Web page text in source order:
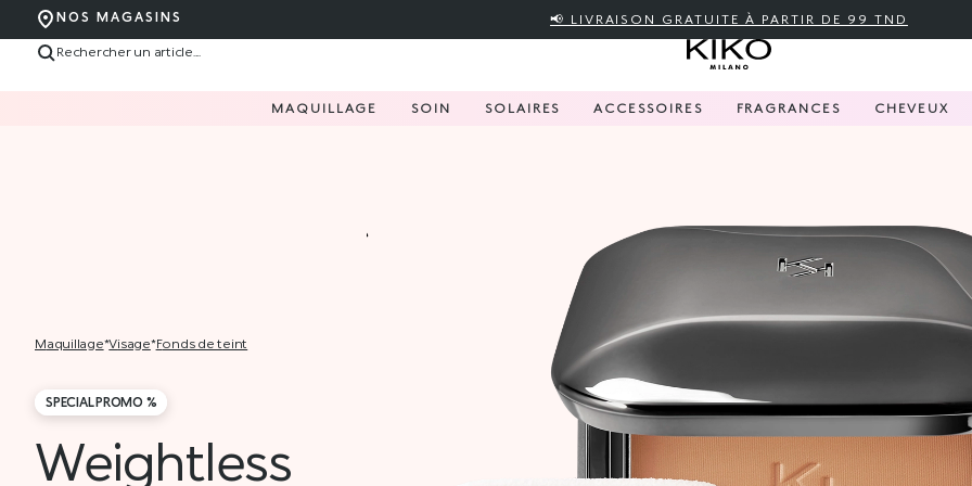
NOS MAGASINS 📢 LIVRAISON GRATUITE À PARTIR DE 99 TND
MAQUILLAGE SOIN SOLAIRES ACCESSOIRES FRAGRANCES CHEVEUX
maquillage* visage* fonds de teint
SPECIAL PROMO %
Weightless